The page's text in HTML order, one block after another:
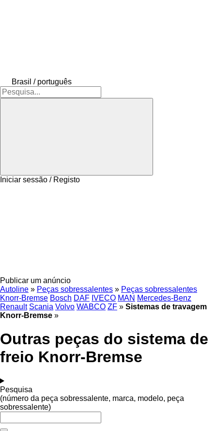
Brasil / português
Iniciar sessão / Registo
Publicar um anúncio
Autoline » Peças sobressalentes » Peças sobressalentes
Knorr-Bremse Bosch DAF IVECO MAN Mercedes-Benz
Renault Scania Volvo WABCO ZF » Sistemas de travagem
Knorr-Bremse »
Outras peças do sistema de
freio Knorr-Bremse
Pesquisa
(número da peça sobressalente, marca, modelo, peça
sobressalente)